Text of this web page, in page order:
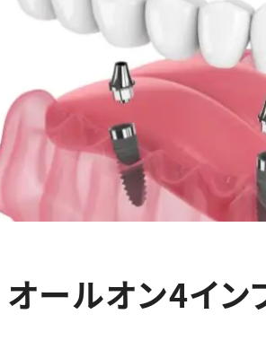
オールオン4イン